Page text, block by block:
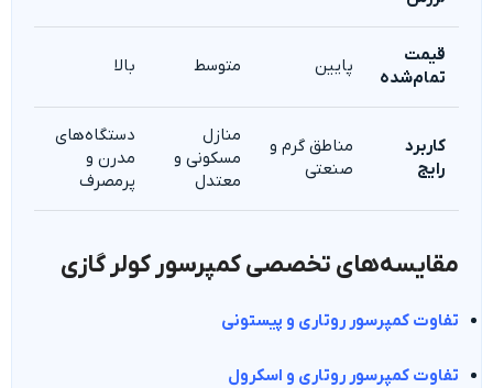
قیمت
تمام‌شده
پایین متوسط بالا
کاربرد
رایج
مناطق گرم و
صنعتی
منازل
مسکونی و
معتدل
دستگاه‌های
مدرن و
پرمصرف
مقایسه‌های تخصصی کمپرسور کولر گازی
تفاوت کمپرسور روتاری و پیستونی
تفاوت کمپرسور روتاری و اسکرول